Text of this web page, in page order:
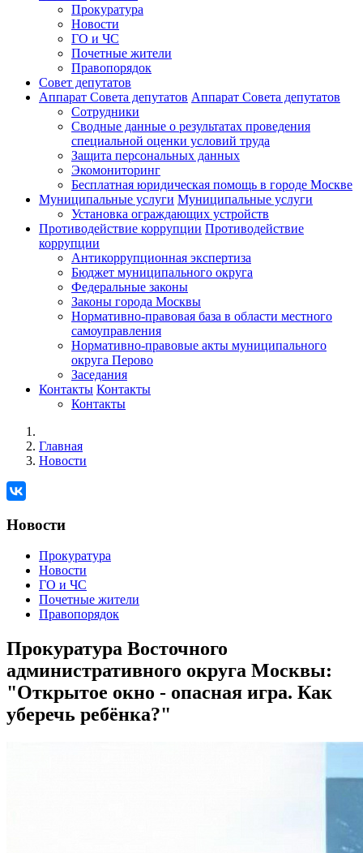
Прокуратура
Новости
ГО и ЧС
Почетные жители
Правопорядок
Совет депутатов
Аппарат Совета депутатов Аппарат Совета депутатов
Сотрудники
Сводные данные о результатах проведения
специальной оценки условий труда
Защита персональных данных
Экомониторинг
Бесплатная юридическая помощь в городе Москве
Муниципальные услуги Муниципальные услуги
Установка ограждающих устройств
Противодействие коррупции Противодействие
коррупции
Антикоррупционная экспертиза
Бюджет муниципального округа
Федеральные законы
Законы города Москвы
Нормативно-правовая база в области местного
самоуправления
Нормативно-правовые акты муниципального
округа Перово
Заседания
Контакты Контакты
Контакты
Главная
Новости
Новости
Прокуратура
Новости
ГО и ЧС
Почетные жители
Правопорядок
Прокуратура Восточного
административного округа Москвы:
"Открытое окно - опасная игра. Как
уберечь ребёнка?"